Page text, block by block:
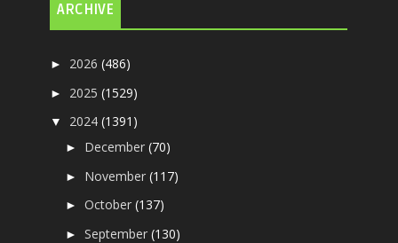
ARCHIVE
► 2026(486)
► 2025(1529)
▼ 2024(1391)
► December(70)
► November(117)
►October(137)
►September(130)